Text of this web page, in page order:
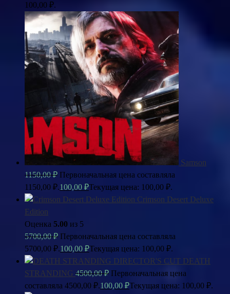
100,00 ₽.
Samson
1150,00₽ Первоначальная цена составляла
1150,00 ₽.100,00 ₽Текущая цена: 100,00 ₽.
Crimson Desert Deluxe
Edition
Оценка 5.00 из 5
5700,00₽ Первоначальная цена составляла
5700,00 ₽.100,00 ₽Текущая цена: 100,00 ₽.
DEATH
STRANDING 4500,00₽ Первоначальная цена
составляла 4500,00 ₽.100,00 ₽Текущая цена: 100,00 ₽.